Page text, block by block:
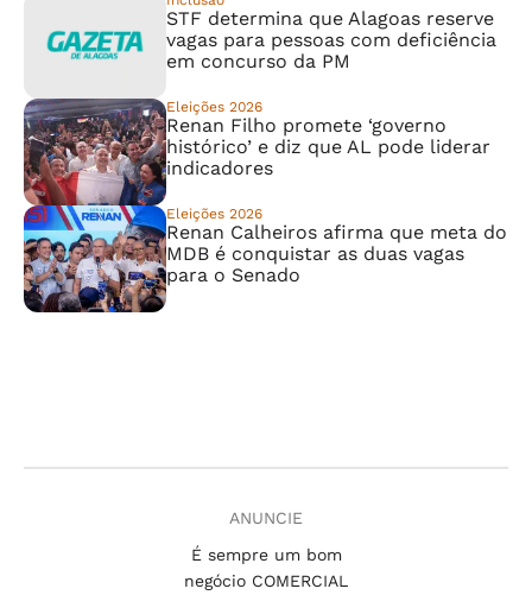
STF determina que Alagoas reserve
vagas para pessoas com deficiência
em concurso da PM
Eleições 2026
Renan Filho promete ‘governo
histórico’ e diz que AL pode liderar
indicadores
Eleições 2026
Renan Calheiros afirma que meta do
MDB é conquistar as duas vagas
para o Senado
ANUNCIE
É sempre um bom
negócio COMERCIAL